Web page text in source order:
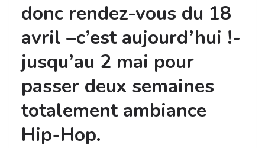
donc rendez-vous du 18
avril –c’est aujourd’hui !-
jusqu’au 2 mai pour
passer deux semaines
totalement ambiance
Hip-Hop.